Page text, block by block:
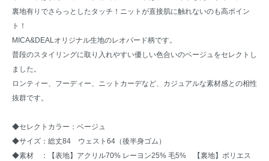
裏地有りでさらっとしたタッチ！ニットが直接肌に触れないのも高ポイン
ト！
MICA&DEALオリジナル生地のレオパード柄です。
普段のスタイリングに取り入れやすい優しい色合いのベージュをセレクトし
ました。
ロンティー、フーディー、ニットカーデなど、カジュアルな素材感との相性
抜群です。
◆セレクトカラー：ベージュ
◆サイズ：総丈84 ウェスト64（後半身ゴム）
◆素材 ：【表地】アクリル70% レーヨン25% 毛5% 【裏地】ポリエス